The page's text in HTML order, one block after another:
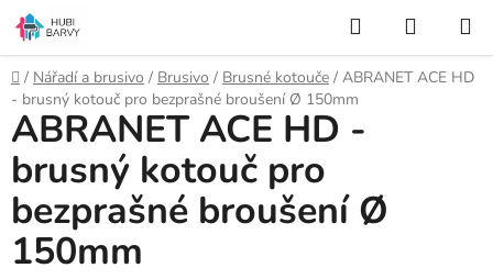
Přejít
na
obsah
Hledat
KOŠÍK
Domů
/ Nářadí a brusivo / Brusivo / Brusné kotouče / ABRANET ACE HD
- brusný kotouč pro bezprašné broušení Ø 150mm
ABRANET ACE HD -
brusný kotouč pro
bezprašné broušení Ø
150mm